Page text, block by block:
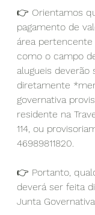
👉 Orientamos
pagamento de
área pertencente
como o campo
alugueis deverão
diretamente
governativa
residente na
114, ou
46989811820.
👉 Portanto,
deverá ser feita
Junta